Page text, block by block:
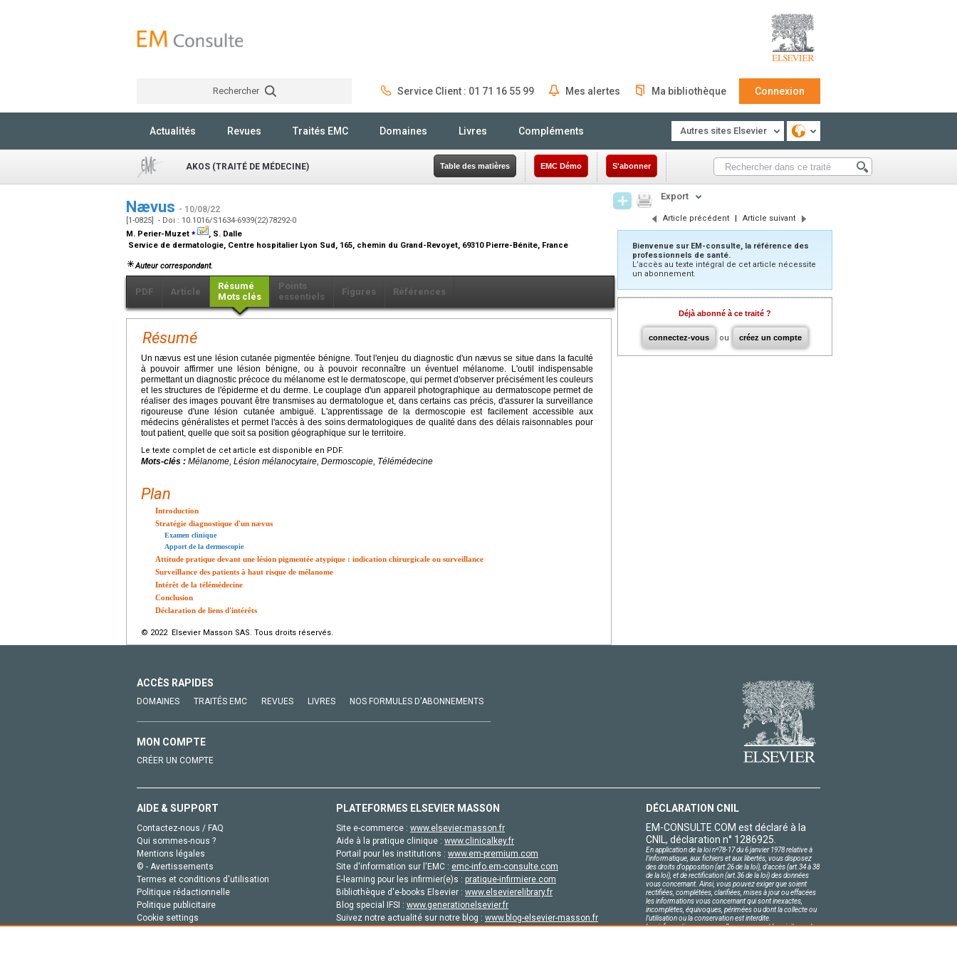
Rechercher Service Client : 01 71 16 55 99 Mes alertes Ma bibliothèque Connexion
Actualités Revues Traités EMC Domaines Livres Compléments Autres sites Elsevier
AKOS (TRAITÉ DE MÉDECINE) Table des matières EMC Démo S'abonner
Nævus - 10/08/22
[1-0825] - Doi : 10.1016/S1634-6939(22)78292-0
M. Perier-Muzet ⁎
, S. Dalle
Service de dermatologie, Centre hospitalier Lyon Sud, 165, chemin du Grand-Revoyet, 69310 Pierre-Bénite, France
Auteur correspondant.
PDF Article
Résumé
Mots clés
Points
essentiels
Figures Références
Résumé
Un nævus est une lésion cutanée pigmentée bénigne. Tout l'enjeu du diagnostic d'un nævus se situe dans la faculté
à pouvoir affirmer une lésion bénigne, ou à pouvoir reconnaître un éventuel mélanome. L'outil indispensable
permettant un diagnostic précoce du mélanome est le dermatoscope, qui permet d'observer précisément les couleurs
et les structures de l'épiderme et du derme. Le couplage d'un appareil photographique au dermatoscope permet de
réaliser des images pouvant être transmises au dermatologue et, dans certains cas précis, d'assurer la surveillance
rigoureuse d'une lésion cutanée ambiguë. L'apprentissage de la dermoscopie est facilement accessible aux
médecins généralistes et permet l'accès à des soins dermatologiques de qualité dans des délais raisonnables pour
tout patient, quelle que soit sa position géographique sur le territoire.
Le texte complet de cet article est disponible en PDF.
Mots-clés : Mélanome, Lésion mélanocytaire, Dermoscopie, Télémédecine
Plan
Introduction
Stratégie diagnostique d'un nævus
Examen clinique
Apport de la dermoscopie
Attitude pratique devant une lésion pigmentée atypique : indication chirurgicale ou surveillance
Surveillance des patients à haut risque de mélanome
Intérêt de la télémédecine
Conclusion
Déclaration de liens d'intérêts
© 2022 Elsevier Masson SAS. Tous droits réservés.
Export
Article précédent | Article suivant
Bienvenue sur EM-consulte, la référence des
professionnels de santé.
L’accès au texte intégral de cet article nécessite
un abonnement.
Déjà abonné à ce traité ?
connectez-vous ou créez un compte
ACCÈS RAPIDES
DOMAINES TRAITÉS EMC REVUES LIVRES NOS FORMULES D'ABONNEMENTS
MON COMPTE
CRÉER UN COMPTE
AIDE & SUPPORT
Contactez-nous / FAQ
Qui sommes-nous ?
Mentions légales
© - Avertissements
Termes et conditions d'utilisation
Politique rédactionnelle
Politique publicitaire
Cookie settings
PLATEFORMES ELSEVIER MASSON
Site e-commerce : www.elsevier-masson.fr
Aide à la pratique clinique : www.clinicalkey.fr
Portail pour les institutions : www.em-premium.com
Site d'information sur l'EMC : emc-info.em-consulte.com
E-learning pour les infirmier(e)s : pratique-infirmiere.com
Bibliothèque d'e-books Elsevier : www.elsevierelibrary.fr
Blog special IFSI : www.generationelsevier.fr
Suivez notre actualité sur notre blog : www.blog-elsevier-masson.fr
DÉCLARATION CNIL
EM-CONSULTE.COM est déclaré à la
CNIL, déclaration n° 1286925.
En application de la loi nº78-17 du 6 janvier 1978 relative à
l'informatique, aux fichiers et aux libertés, vous disposez
des droits d'opposition (art.26 de la loi), d'accès (art.34 à 38
de la loi), et de rectification (art.36 de la loi) des données
vous concernant. Ainsi, vous pouvez exiger que soient
rectifiées, complétées, clarifiées, mises à jour ou effacées
les informations vous concernant qui sont inexactes,
incomplètes, équivoques, périmées ou dont la collecte ou
l'utilisation ou la conservation est interdite.
Les informations personnelles concernant les visiteurs de